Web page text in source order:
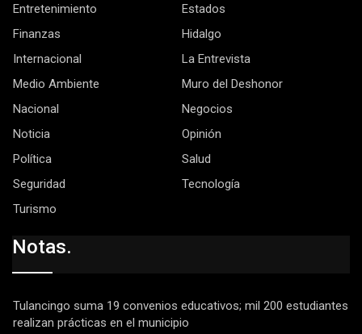
Entretenimiento
Estados
Finanzas
Hidalgo
Internacional
La Entrevista
Medio Ambiente
Muro del Deshonor
Nacional
Negocios
Noticia
Opinión
Política
Salud
Seguridad
Tecnología
Turismo
Notas.
Tulancingo suma 19 convenios educativos; mil 200 estudiantes
realizan prácticas en el municipio